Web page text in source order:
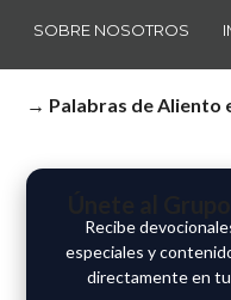
SOBRE NOSOTROS
→ Palabras de Aliento
Recibe
especiales y
directamente en